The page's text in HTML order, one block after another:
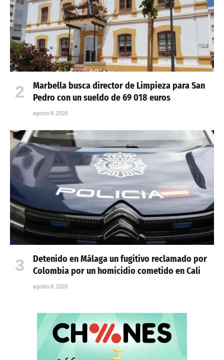
Marbella busca director de Limpieza para San
Pedro con un sueldo de 69 018 euros
agosto 8, 2026
Detenido en Málaga un fugitivo reclamado por
Colombia por un homicidio cometido en Cali
agosto 8, 2026